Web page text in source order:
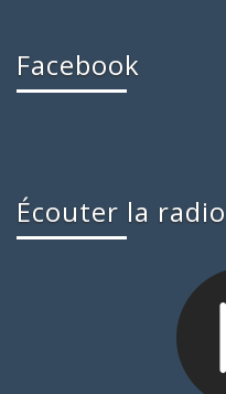
Facebook
Écouter la radio